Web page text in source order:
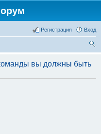
Вход
Регистрация
ск
вы должны быть